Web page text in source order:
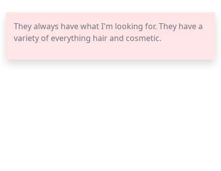
They always have what I'm looking for. They have a
variety of everything hair and cosmetic.